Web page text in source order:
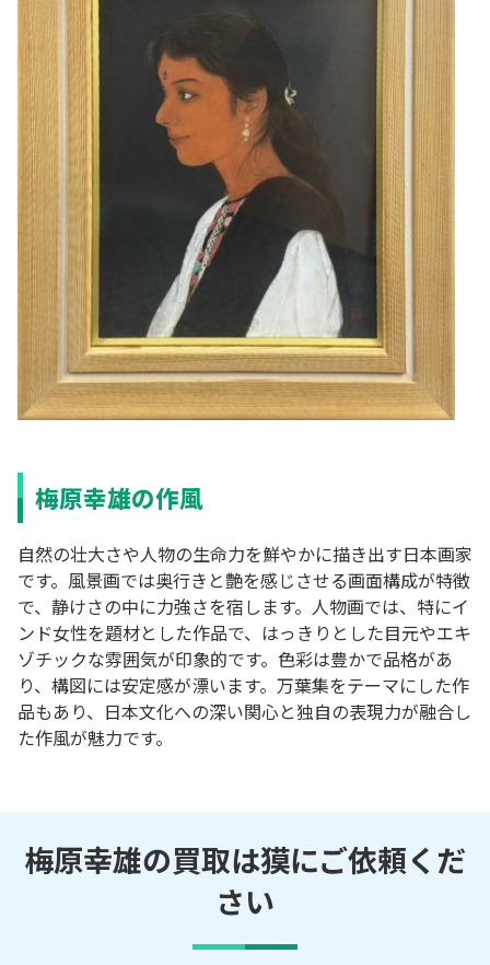
梅原幸雄の作風
自然の壮大さや人物の生命力を鮮やかに描き出す日本画家
です。風景画では奥行きと艶を感じさせる画面構成が特徴
で、静けさの中に力強さを宿します。人物画では、特にイ
ンド女性を題材とした作品で、はっきりとした目元やエキ
ゾチックな雰囲気が印象的です。色彩は豊かで品格があ
り、構図には安定感が漂います。万葉集をテーマにした作
品もあり、日本文化への深い関心と独自の表現力が融合し
た作風が魅力です。
梅原幸雄の買取は獏にご依頼くだ
さい